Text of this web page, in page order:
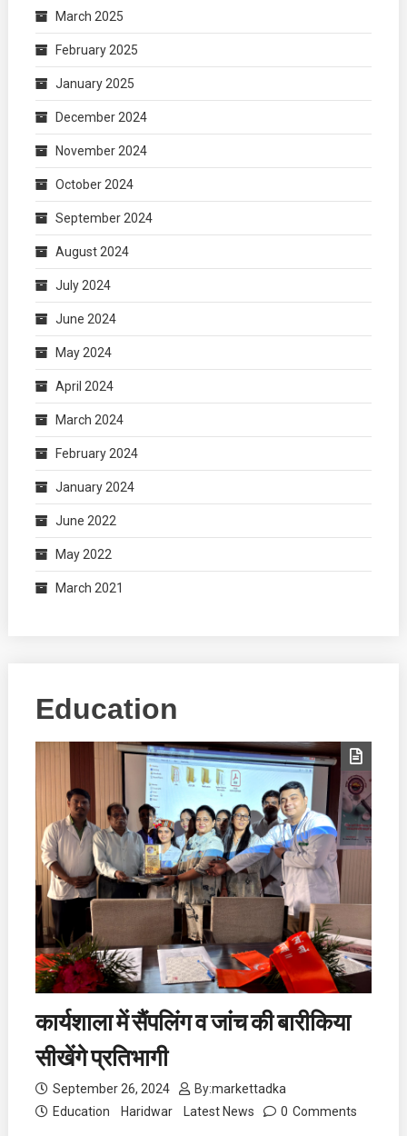
March 2025
February 2025
January 2025
December 2024
November 2024
October 2024
September 2024
August 2024
July 2024
June 2024
May 2024
April 2024
March 2024
February 2024
January 2024
June 2022
May 2022
March 2021
Education
कार्यशाला में सैंपलिंग व जांच की बारीकिया
सीखेंगे प्रतिभागी
September 26, 2024 By:markettadka
Education
Haridwar Latest News 0 Comments